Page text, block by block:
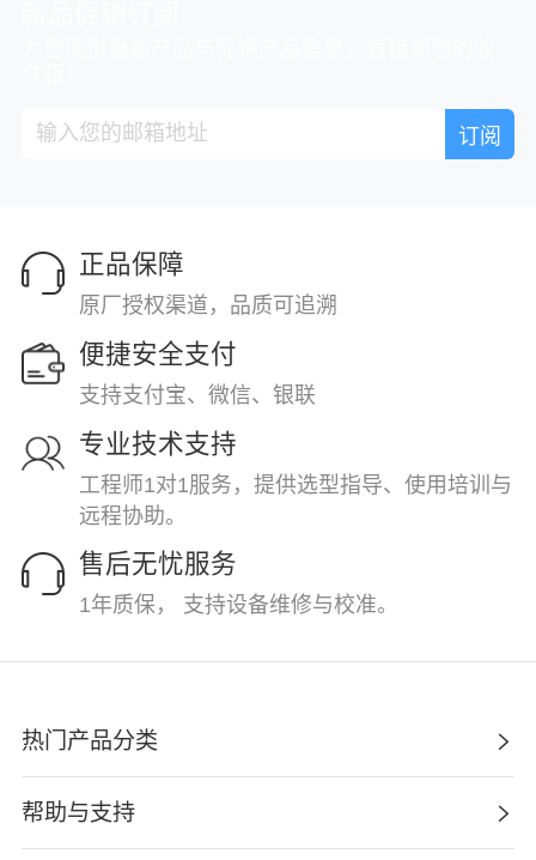
正品保障
原厂授权渠道，品质可追溯
便捷安全支付
支持支付宝、微信、银联
专业技术支持
工程师1对1服务，提供选型指导、使用培训与
远程协助。
售后无忧服务
1年质保， 支持设备维修与校准。
热门产品分类
帮助与支持